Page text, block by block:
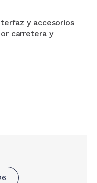
y accesorios
carretera y